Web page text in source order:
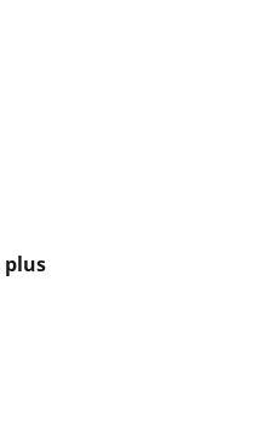
plus